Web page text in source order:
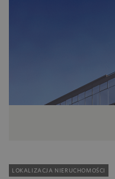
LOKALIZACJA NIERUCHOMOŚCI